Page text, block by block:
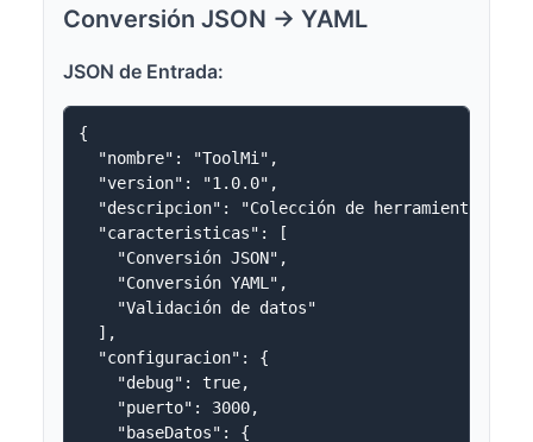
Conversión JSON → YAML
JSON de Entrada:
{
  "nombre": "ToolMi",
  "version": "1.0.0",
"descripcion": "Colección de herramientas en
  "caracteristicas": [
    "Conversión JSON",
    "Conversión YAML",
    "Validación de datos"
  ],
  "configuracion": {
    "debug": true,
    "puerto": 3000,
    "baseDatos": {